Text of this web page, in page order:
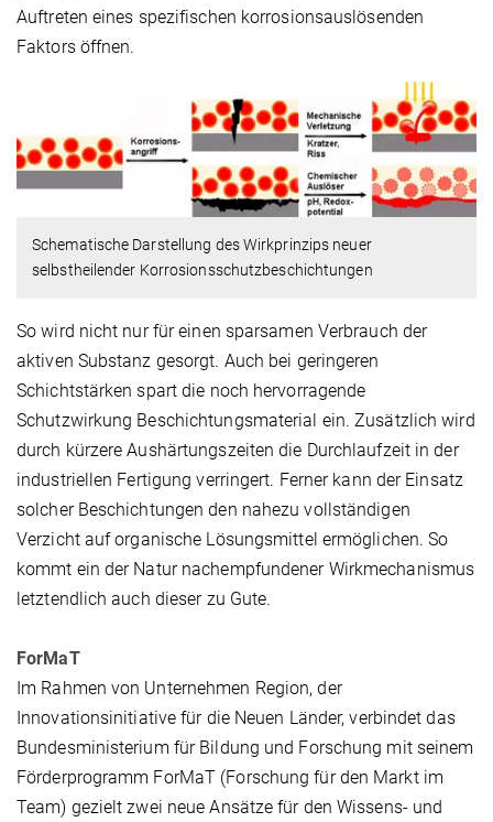
Auftreten eines spezifischen korrosionsauslösenden
Faktors öffnen.
Schematische Darstellung des Wirkprinzips neuer
selbstheilender Korrosionsschutzbeschichtungen
So wird nicht nur für einen sparsamen Verbrauch der
aktiven Substanz gesorgt. Auch bei geringeren
Schichtstärken spart die noch hervorragende
Schutzwirkung Beschichtungsmaterial ein. Zusätzlich wird
durch kürzere Aushärtungszeiten die Durchlaufzeit in der
industriellen Fertigung verringert. Ferner kann der Einsatz
solcher Beschichtungen den nahezu vollständigen
Verzicht auf organische Lösungsmittel ermöglichen. So
kommt ein der Natur nachempfundener Wirkmechanismus
letztendlich auch dieser zu Gute.
ForMaT
Im Rahmen von Unternehmen Region, der
Innovationsinitiative für die Neuen Länder, verbindet das
Bundesministerium für Bildung und Forschung mit seinem
Förderprogramm ForMaT (Forschung für den Markt im
Team) gezielt zwei neue Ansätze für den Wissens- und